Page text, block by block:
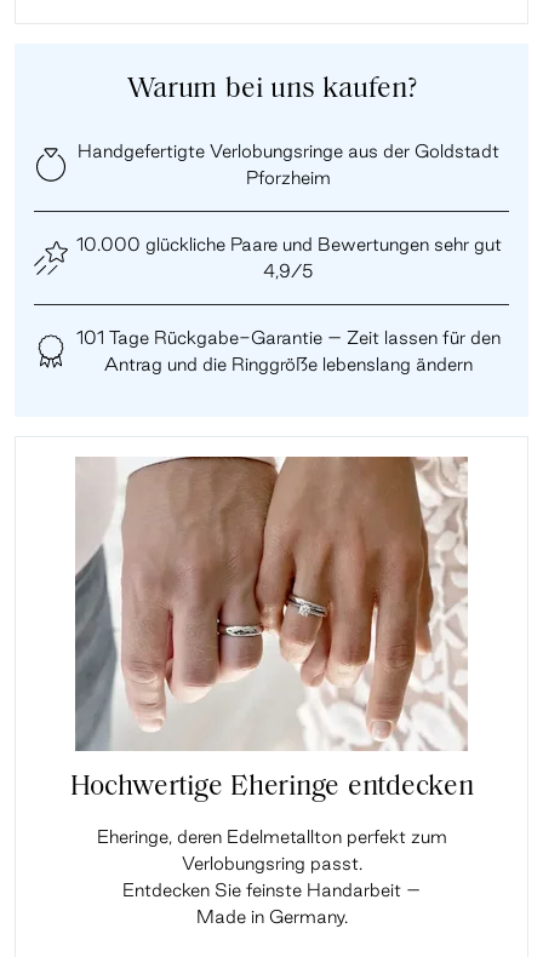
Warum bei uns kaufen?
Handgefertigte Verlobungsringe aus der Goldstadt
Pforzheim
10.000 glückliche Paare und Bewertungen sehr gut
4,9/5
101 Tage Rückgabe-Garantie – Zeit lassen für den
Antrag und die Ringgröße lebenslang ändern
Hochwertige Eheringe entdecken
Eheringe, deren Edelmetallton perfekt zum
Verlobungsring passt.
Entdecken Sie feinste Handarbeit –
Made in Germany.